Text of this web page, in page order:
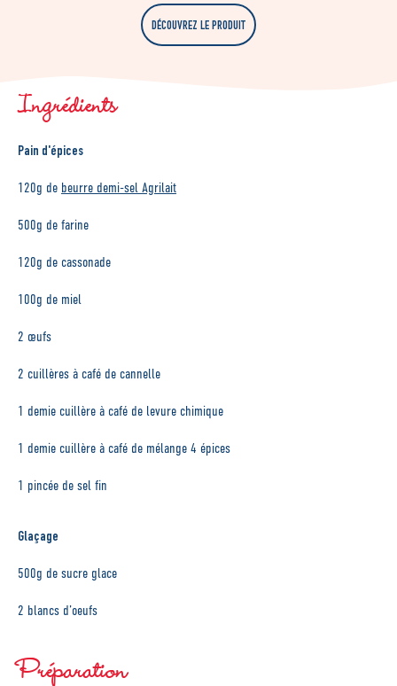
DÉCOUVREZ LE PRODUIT
Ingrédients
Pain d'épices
120g de beurre demi-sel Agrilait
500g de farine
120g de cassonade
100g de miel
2 œufs
2 cuillères à café de cannelle
1 demie cuillère à café de levure chimique
1 demie cuillère à café de mélange 4 épices
1 pincée de sel fin
Glaçage
500g de sucre glace
2 blancs d’oeufs
Préparation